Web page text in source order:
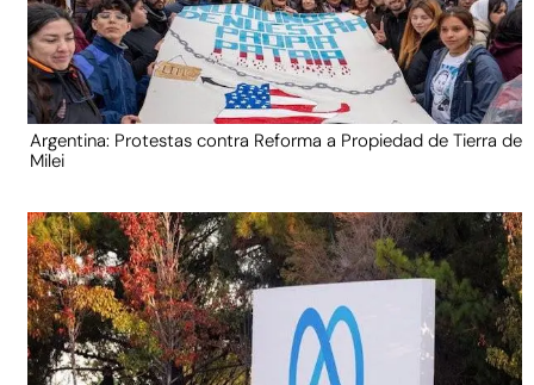
Argentina: Protestas contra Reforma a Propiedad de Tierra de
Milei